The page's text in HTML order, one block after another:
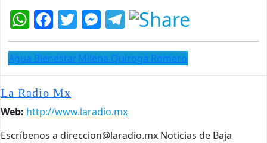
WhatsApp
Facebook
Twitter
Messenger
Telegram
Agua Bienestar Milena Quiroga Romero
La Radio Mx
Web: http://www.laradio.mx
Escríbenos a direccion@laradio.mx Noticias de Baja